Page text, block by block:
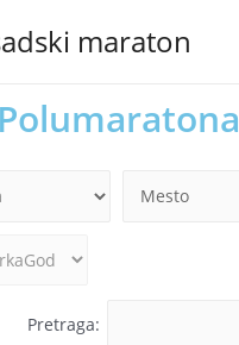
maraton
Pretraga: